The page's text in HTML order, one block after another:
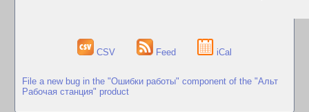
CSV Feed iCal
File a new bug in the "Ошибки работы" component of the "Альт
Рабочая станция" product